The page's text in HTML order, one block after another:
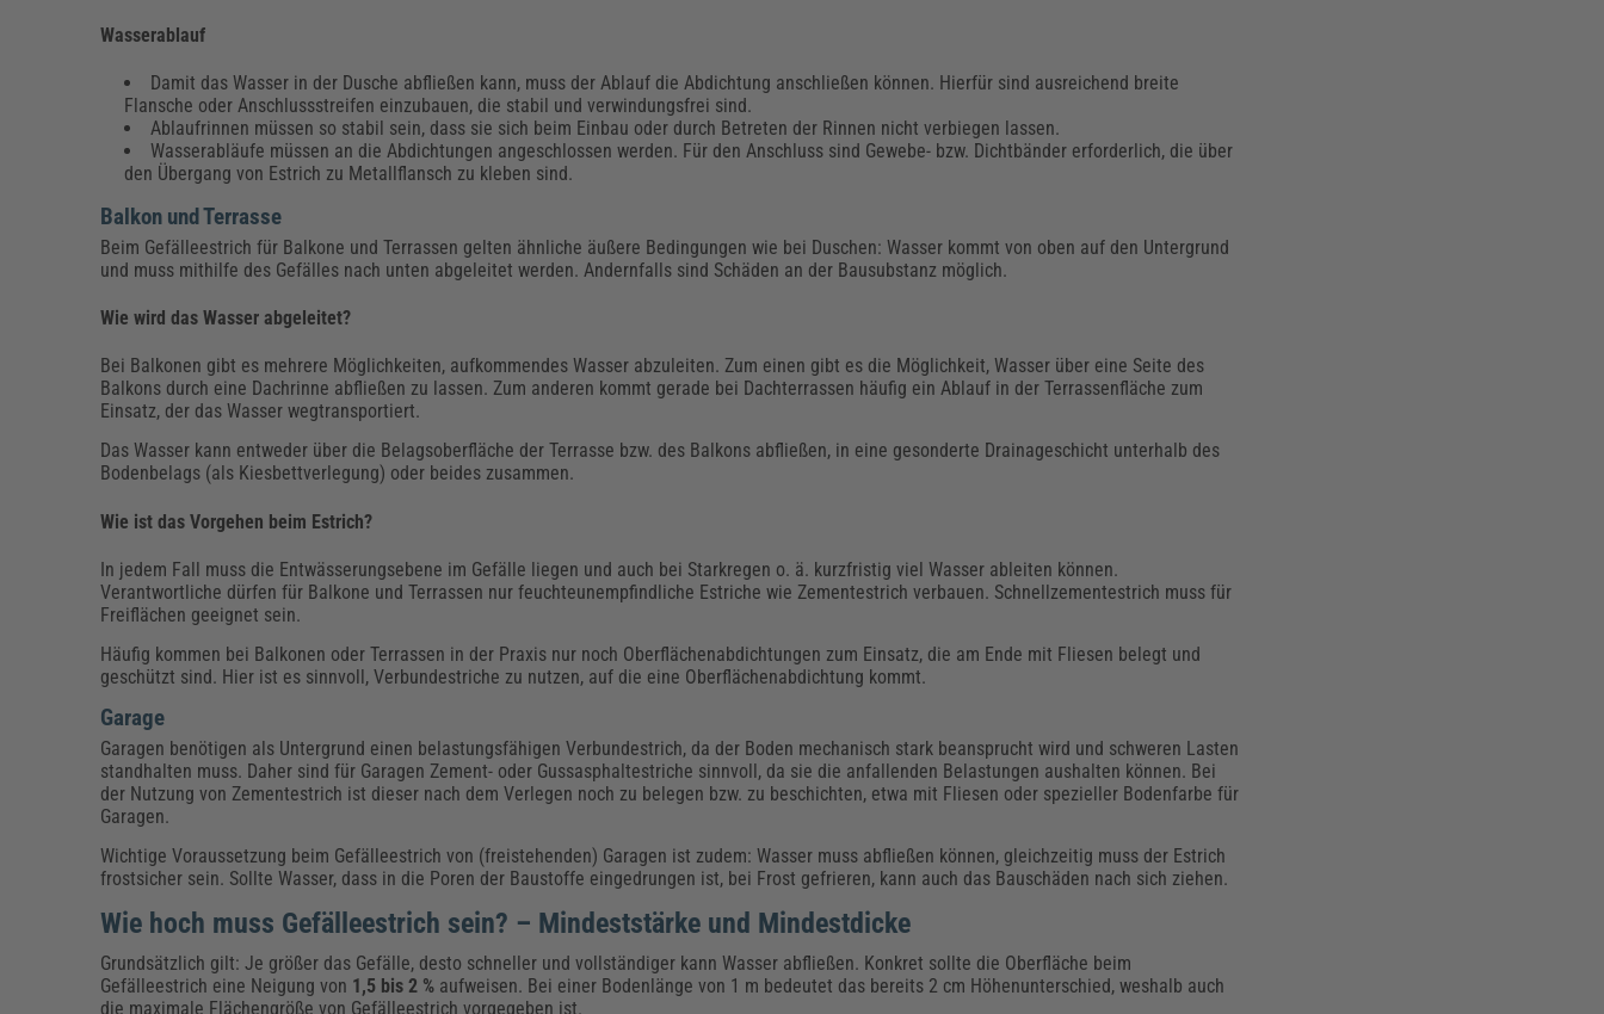
Wasserablauf
Damit das Wasser in der Dusche abfließen kann, muss der Ablauf die Abdichtung anschließen können. Hierfür sind ausreichend breite
Flansche oder Anschlussstreifen einzubauen, die stabil und verwindungsfrei sind.
Ablaufrinnen müssen so stabil sein, dass sie sich beim Einbau oder durch Betreten der Rinnen nicht verbiegen lassen.
Wasserabläufe müssen an die Abdichtungen angeschlossen werden. Für den Anschluss sind Gewebe- bzw. Dichtbänder erforderlich, die über
den Übergang von Estrich zu Metallflansch zu kleben sind.
Balkon und Terrasse
Beim Gefälleestrich für Balkone und Terrassen gelten ähnliche äußere Bedingungen wie bei Duschen: Wasser kommt von oben auf den Untergrund
und muss mithilfe des Gefälles nach unten abgeleitet werden. Andernfalls sind Schäden an der Bausubstanz möglich.
Wie wird das Wasser abgeleitet?
Bei Balkonen gibt es mehrere Möglichkeiten, aufkommendes Wasser abzuleiten. Zum einen gibt es die Möglichkeit, Wasser über eine Seite des
Balkons durch eine Dachrinne abfließen zu lassen. Zum anderen kommt gerade bei Dachterrassen häufig ein Ablauf in der Terrassenfläche zum
Einsatz, der das Wasser wegtransportiert.
Das Wasser kann entweder über die Belagsoberfläche der Terrasse bzw. des Balkons abfließen, in eine gesonderte Drainageschicht unterhalb des
Bodenbelags (als Kiesbettverlegung) oder beides zusammen.
Wie ist das Vorgehen beim Estrich?
In jedem Fall muss die Entwässerungsebene im Gefälle liegen und auch bei Starkregen o. ä. kurzfristig viel Wasser ableiten können.
Verantwortliche dürfen für Balkone und Terrassen nur feuchteunempfindliche Estriche wie Zementestrich verbauen. Schnellzementestrich muss für
Freiflächen geeignet sein.
Häufig kommen bei Balkonen oder Terrassen in der Praxis nur noch Oberflächenabdichtungen zum Einsatz, die am Ende mit Fliesen belegt und
geschützt sind. Hier ist es sinnvoll, Verbundestriche zu nutzen, auf die eine Oberflächenabdichtung kommt.
Garage
Garagen benötigen als Untergrund einen belastungsfähigen Verbundestrich, da der Boden mechanisch stark beansprucht wird und schweren Lasten
standhalten muss. Daher sind für Garagen Zement- oder Gussasphaltestriche sinnvoll, da sie die anfallenden Belastungen aushalten können. Bei
der Nutzung von Zementestrich ist dieser nach dem Verlegen noch zu belegen bzw. zu beschichten, etwa mit Fliesen oder spezieller Bodenfarbe für
Garagen.
Wichtige Voraussetzung beim Gefälleestrich von (freistehenden) Garagen ist zudem: Wasser muss abfließen können, gleichzeitig muss der Estrich
frostsicher sein. Sollte Wasser, dass in die Poren der Baustoffe eingedrungen ist, bei Frost gefrieren, kann auch das Bauschäden nach sich ziehen.
Wie hoch muss Gefälleestrich sein? – Mindeststärke und Mindestdicke
Grundsätzlich gilt: Je größer das Gefälle, desto schneller und vollständiger kann Wasser abfließen. Konkret sollte die Oberfläche beim
Gefälleestrich eine Neigung von 1,5 bis 2 % aufweisen. Bei einer Bodenlänge von 1 m bedeutet das bereits 2 cm Höhenunterschied, weshalb auch
die maximale Flächengröße von Gefälleestrich vorgegeben ist.